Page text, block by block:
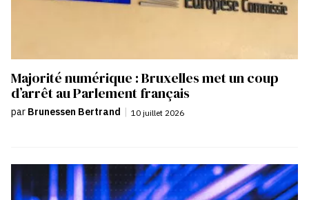
Majorité numérique : Bruxelles met un coup
d’arrêt au Parlement français
par Brunessen Bertrand | 10 juillet 2026